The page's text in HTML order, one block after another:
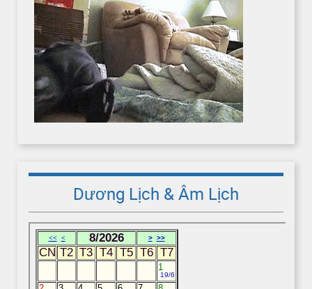
Dương Lịch & Âm Lịch